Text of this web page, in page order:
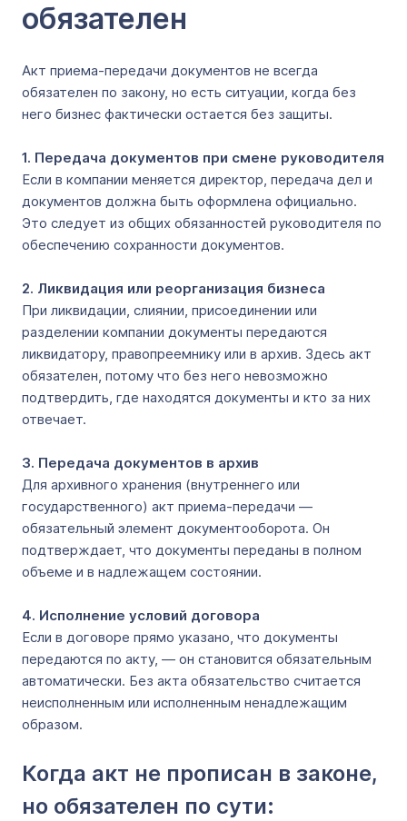
обязателен
Акт приема-передачи документов не всегда
обязателен по закону, но есть ситуации, когда без
него бизнес фактически остается без защиты.
1. Передача документов при смене руководителя
Если в компании меняется директор, передача дел и
документов должна быть оформлена официально.
Это следует из общих обязанностей руководителя по
обеспечению сохранности документов.
2. Ликвидация или реорганизация бизнеса
При ликвидации, слиянии, присоединении или
разделении компании документы передаются
ликвидатору, правопреемнику или в архив. Здесь акт
обязателен, потому что без него невозможно
подтвердить, где находятся документы и кто за них
отвечает.
3. Передача документов в архив
Для архивного хранения (внутреннего или
государственного) акт приема-передачи —
обязательный элемент документооборота. Он
подтверждает, что документы переданы в полном
объеме и в надлежащем состоянии.
4. Исполнение условий договора
Если в договоре прямо указано, что документы
передаются по акту, — он становится обязательным
автоматически. Без акта обязательство считается
неисполненным или исполненным ненадлежащим
образом.
Когда акт не прописан в законе,
но обязателен по сути: